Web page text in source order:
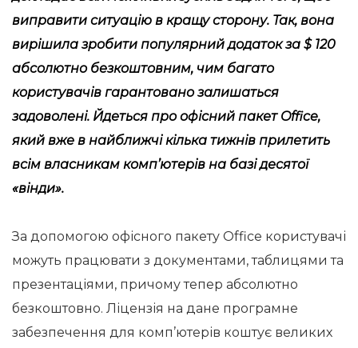
виправити ситуацію в кращу сторону. Так, вона
вирішила зробити популярний додаток за $ 120
абсолютно безкоштовним, чим багато
користувачів гарантовано залишаться
задоволені. Йдеться про офісний пакет Office,
який вже в найближчі кілька тижнів прилетить
всім власникам комп’ютерів на базі десятої
«вінди».
За допомогою офісного пакету Office користувачі
можуть працювати з документами, таблицями та
презентаціями, причому тепер абсолютно
безкоштовно. Ліцензія на дане програмне
забезпечення для комп’ютерів коштує великих